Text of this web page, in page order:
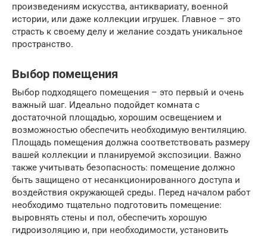
произведениям искусства, антиквариату, военной
истории, или даже коллекции игрушек. Главное – это
страсть к своему делу и желание создать уникальное
пространство.
Выбор помещения
Выбор подходящего помещения – это первый и очень
важный шаг. Идеально подойдет комната с
достаточной площадью, хорошим освещением и
возможностью обеспечить необходимую вентиляцию.
Площадь помещения должна соответствовать размеру
вашей коллекции и планируемой экспозиции. Важно
также учитывать безопасность: помещение должно
быть защищено от несанкционированного доступа и
воздействия окружающей среды. Перед началом работ
необходимо тщательно подготовить помещение:
выровнять стены и пол, обеспечить хорошую
гидроизоляцию и, при необходимости, установить